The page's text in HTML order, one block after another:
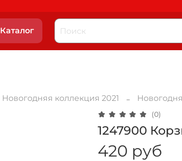
Каталог
Новогодняя коллекция 2021
(0)
1247900
420 руб